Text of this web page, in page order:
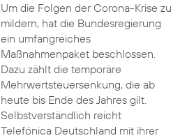
Um die Folgen der Corona-Krise zu
mildern, hat die Bundesregierung
ein umfangreiches
Maßnahmenpaket beschlossen.
Dazu zählt die temporäre
Mehrwertsteuersenkung, die ab
heute bis Ende des Jahres gilt.
Selbstverständlich reicht
Telefónica Deutschland mit ihrer